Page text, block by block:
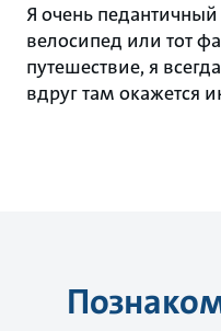
Я очень
велосипед или тот
путешествие, я
вдруг там окажется